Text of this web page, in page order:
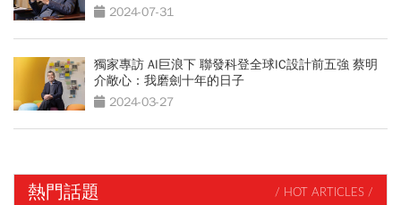
2024-07-31
獨家專訪 AI巨浪下 聯發科登全球IC設計前五強 蔡明
介敞心：我磨劍十年的日子
2024-03-27
熱門話題 / HOT ARTICLES /